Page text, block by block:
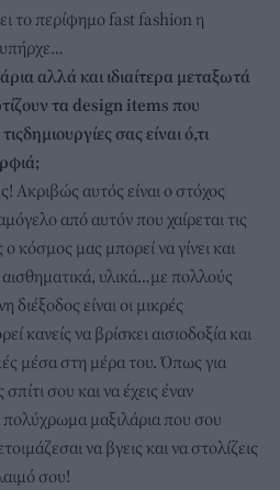
το περίφημο fast fashion η
αλλά και ιδιαίτερα μεταξωτά
τα design items που
δημιουργίες σας είναι ό,τι
Ακριβώς αυτός είναι ο στόχος
από αυτόν που χαίρεται τις
κόσμος μας μπορεί να γίνει και
υλικά…με πολλούς
διέξοδος είναι οι μικρές
κανείς να βρίσκει αισιοδοξία και
μέσα στη μέρα του. Όπως για
σου και να έχεις έναν
μαξιλάρια που σου
να βγεις και να στολίζεις
σου!